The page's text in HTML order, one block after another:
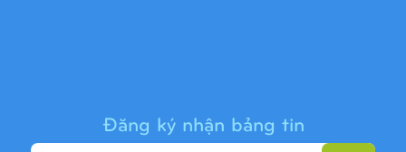
Đăng ký nhận bảng tin